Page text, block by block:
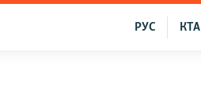
КТА
РУС